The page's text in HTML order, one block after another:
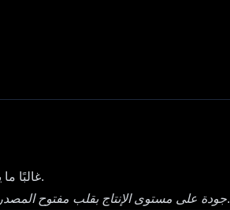
: شبه فوري على الخدمات المستضافة مثل Krea.ai وFal.ai—غالبًا ما يتم رسم الصور خلال 1–2 ثانية.
جودة على مستوى الإنتاج بقلب مفتوح المصدر.